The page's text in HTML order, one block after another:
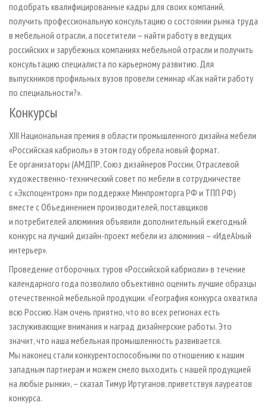
подобрать квалифицированные кадры для своих компаний,
получить профессиональную консультацию о состоянии рынка труда
в мебельной отрасли, а посетители – найти работу в ведущих
российских и зарубежных компаниях мебельной отрасли и получить
консультацию специалиста по карьерному развитию. Для
выпускников профильных вузов провели семинар «Как найти работу
по специальности?».
Конкурсы
XIII Национальная премия в области промышленного дизайна мебели
«Российская кабриоль» в этом году обрела новый формат.
Ее организаторы (АМДПР, Союз дизайнеров России, Отраслевой
художественно-технический совет по мебели в сотрудничестве
с «Экспоцентром» при поддержке Минпромторга РФ и ТПП РФ)
вместе с Объединением производителей, поставщиков
и потребителей алюминия объявили дополнительный ежегодный
конкурс на лучший дизайн-проект мебели из алюминия – «ИдеАlный
интерьер».
Проведение отборочных туров «Российской кабриоли» в течение
календарного года позволило объективно оценить лучшие образцы
отечественной мебельной продукции. «География конкурса охватила
всю Россию. Нам очень приятно, что во всех регионах есть
заслуживающие внимания и наград дизайнерские работы. Это
значит, что наша мебельная промышленность развивается.
Мы наконец стали конкурентоспособными по отношению к нашим
западным партнерам и можем смело выходить с нашей продукцией
на любые рынки», – сказал Тимур Иртуганов, приветствуя лауреатов
конкурса.